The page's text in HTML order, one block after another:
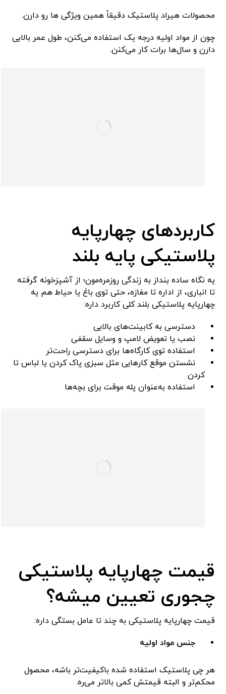
محصولات هیراد پلاستیک دقیقاً همین ویژگی ها رو دارن.
چون از مواد اولیه درجه یک استفاده می‌کنن، طول عمر بالایی
دارن و سال‌ها برات کار می‌کنن.
کاربردهای چهارپایه
پلاستیکی پایه بلند
یه نگاه ساده بنداز به زندگی روزمره‌مون؛ از آشپزخونه گرفته
تا انباری، از اداره تا مغازه، حتی توی باغ یا حیاط هم یه
چهارپایه پلاستیکی بلند کلی کاربرد داره:
دسترسی به کابینت‌های بالایی
نصب یا تعویض لامپ و وسایل سقفی
استفاده توی کارگاه‌ها برای دسترسی راحت‌تر
نشستن موقع کارهایی مثل سبزی پاک کردن یا لباس تا
کردن
استفاده به‌عنوان پله موقت برای بچه‌ها
قیمت چهارپایه پلاستیکی
چجوری تعیین میشه؟
قیمت چهارپایه پلاستیکی به چند تا عامل بستگی داره:
جنس مواد اولیه
هر چی پلاستیک استفاده شده باکیفیت‌تر باشه، محصول
محکم‌تر و البته قیمتش کمی بالاتر می‌ره.